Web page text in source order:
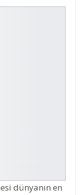
dünyanın en